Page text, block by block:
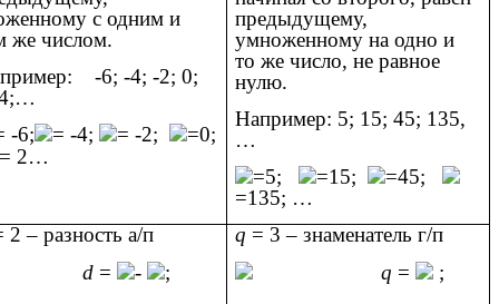
с одним и
же числом.
-6; -4; -2; 0;
-6;
= -4; = -2;
=0;
= 2…
предыдущему,
умноженному на одно и
то же число, не равное
нулю.
Например: 5; 15; 45; 135,
…
=5;
=15;
=45;
=135; …
– разность а/п
d = - ;
q = 3 – знаменатель г/п
q = ;